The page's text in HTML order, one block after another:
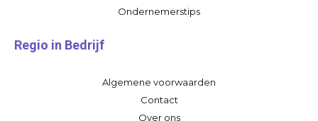
Ondernemerstips
Regio in Bedrijf
Algemene voorwaarden
Contact
Over ons